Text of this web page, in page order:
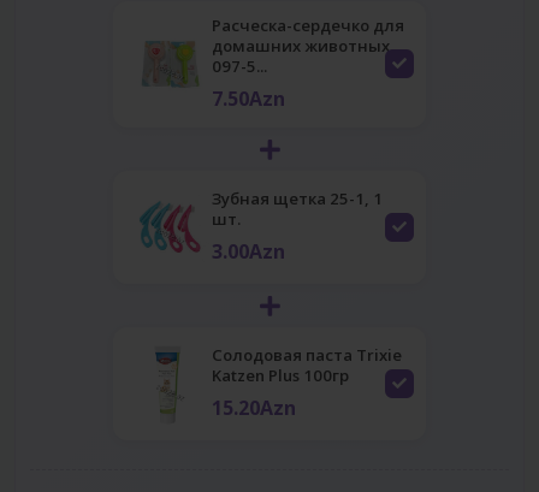
Расческа-сердечко для
домашних животных
097-5...
7.50Azn
Зубная щетка 25-1, 1
шт.
3.00Azn
Солодовая паста Trixie
Katzen Plus 100гр
15.20Azn